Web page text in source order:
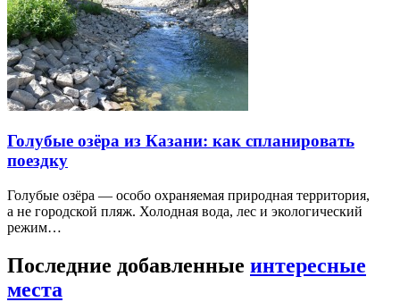
Голубые озёра из Казани: как спланировать
поездку
Голубые озёра — особо охраняемая природная территория,
а не городской пляж. Холодная вода, лес и экологический
режим…
Последние добавленные интересные
места